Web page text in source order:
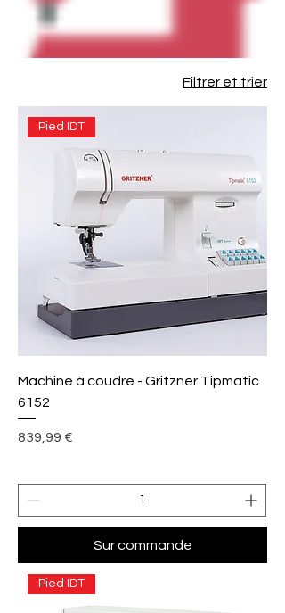
Filtrer et trier
Pied IDT
Machine à coudre - Gritzner Tipmatic
6152
Prix
839,99 €
Sur commande
Pied IDT